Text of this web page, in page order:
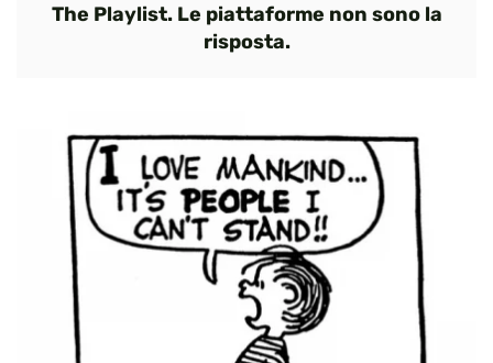
The Playlist. Le piattaforme non sono la
risposta.